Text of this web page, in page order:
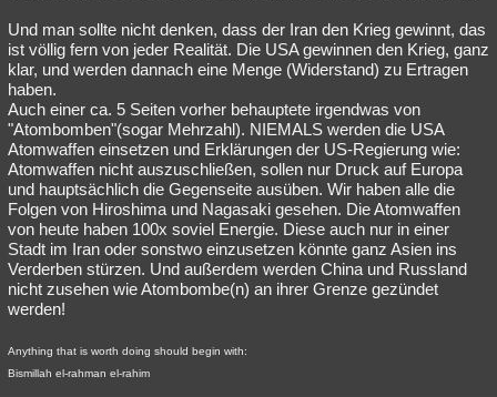
Und man sollte nicht denken, dass der Iran den Krieg gewinnt, das
ist völlig fern von jeder Realität. Die USA gewinnen den Krieg, ganz
klar, und werden dannach eine Menge (Widerstand) zu Ertragen
haben.
Auch einer ca. 5 Seiten vorher behauptete irgendwas von
"Atombomben"(sogar Mehrzahl). NIEMALS werden die USA
Atomwaffen einsetzen und Erklärungen der US-Regierung wie:
Atomwaffen nicht auszuschließen, sollen nur Druck auf Europa
und hauptsächlich die Gegenseite ausüben. Wir haben alle die
Folgen von Hiroshima und Nagasaki gesehen. Die Atomwaffen
von heute haben 100x soviel Energie. Diese auch nur in einer
Stadt im Iran oder sonstwo einzusetzen könnte ganz Asien ins
Verderben stürzen. Und außerdem werden China und Russland
nicht zusehen wie Atombombe(n) an ihrer Grenze gezündet
werden!
Anything that is worth doing should begin with:
Bismillah el-rahman el-rahim